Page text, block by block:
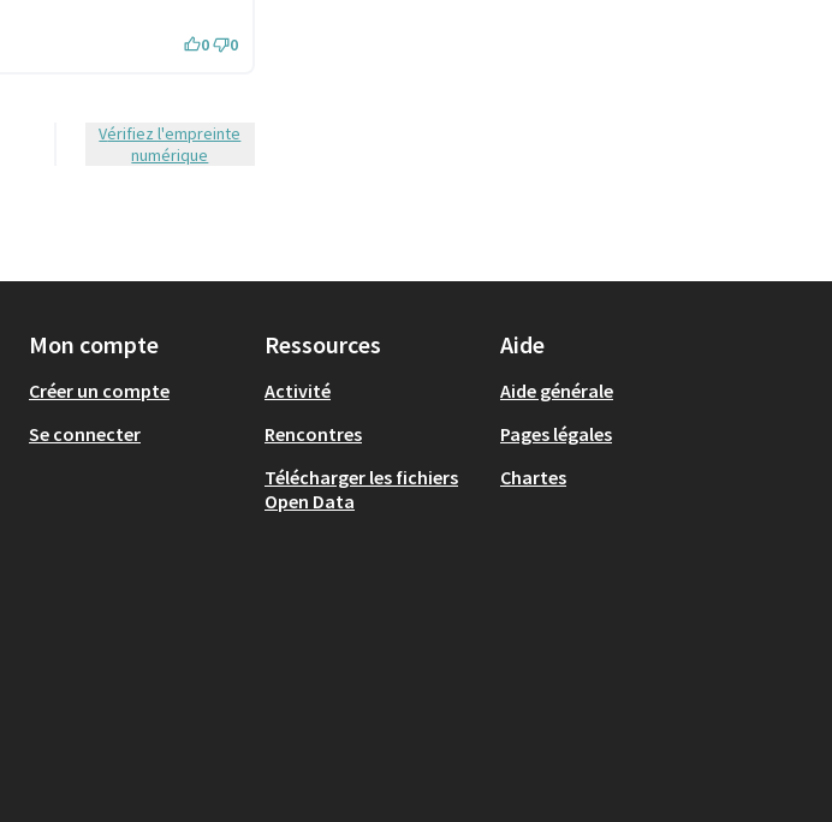
0 0
Vérifiez l'empreinte
numérique
Mon compte
Créer un compte
Se connecter
Ressources
Activité
Rencontres
Télécharger les fichiers
Open Data
Aide
Aide générale
Pages légales
Chartes